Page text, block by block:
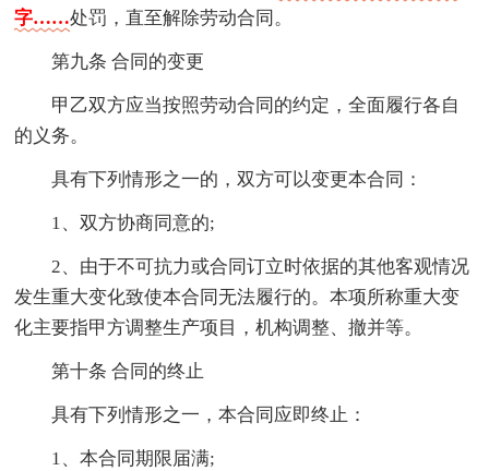
字……处罚，直至解除劳动合同。
第九条 合同的变更
甲乙双方应当按照劳动合同的约定，全面履行各自
的义务。
具有下列情形之一的，双方可以变更本合同：
1、双方协商同意的;
2、由于不可抗力或合同订立时依据的其他客观情况
发生重大变化致使本合同无法履行的。本项所称重大变
化主要指甲方调整生产项目，机构调整、撤并等。
第十条 合同的终止
具有下列情形之一，本合同应即终止：
1、本合同期限届满;